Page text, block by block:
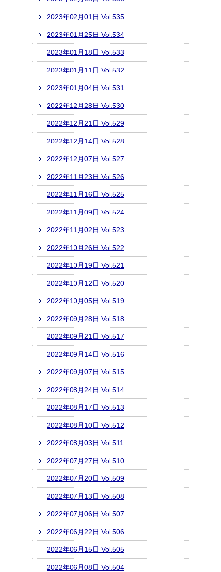
2023年02月01日 Vol.535
2023年01月25日 Vol.534
2023年01月18日 Vol.533
2023年01月11日 Vol.532
2023年01月04日 Vol.531
2022年12月28日 Vol.530
2022年12月21日 Vol.529
2022年12月14日 Vol.528
2022年12月07日 Vol.527
2022年11月23日 Vol.526
2022年11月16日 Vol.525
2022年11月09日 Vol.524
2022年11月02日 Vol.523
2022年10月26日 Vol.522
2022年10月19日 Vol.521
2022年10月12日 Vol.520
2022年10月05日 Vol.519
2022年09月28日 Vol.518
2022年09月21日 Vol.517
2022年09月14日 Vol.516
2022年09月07日 Vol.515
2022年08月24日 Vol.514
2022年08月17日 Vol.513
2022年08月10日 Vol.512
2022年08月03日 Vol.511
2022年07月27日 Vol.510
2022年07月20日 Vol.509
2022年07月13日 Vol.508
2022年07月06日 Vol.507
2022年06月22日 Vol.506
2022年06月15日 Vol.505
2022年06月08日 Vol.504